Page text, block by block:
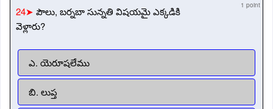
24➤ పౌలు, బర్నబా సున్నతి విషయమై ఎక్కడికి
వెళ్లారు?
1 point
ఎ. యెరూషలేము
బి. లుప్త